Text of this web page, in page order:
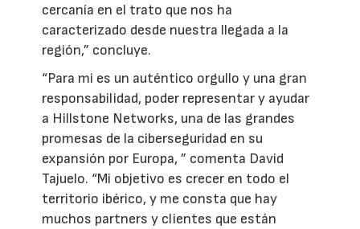
cercanía en el trato que nos ha
caracterizado desde nuestra llegada a la
región,” concluye.
“Para mi es un auténtico orgullo y una gran
responsabilidad, poder representar y ayudar
a Hillstone Networks, una de las grandes
promesas de la ciberseguridad en su
expansión por Europa, ” comenta David
Tajuelo. “Mi objetivo es crecer en todo el
territorio ibérico, y me consta que hay
muchos partners y clientes que están